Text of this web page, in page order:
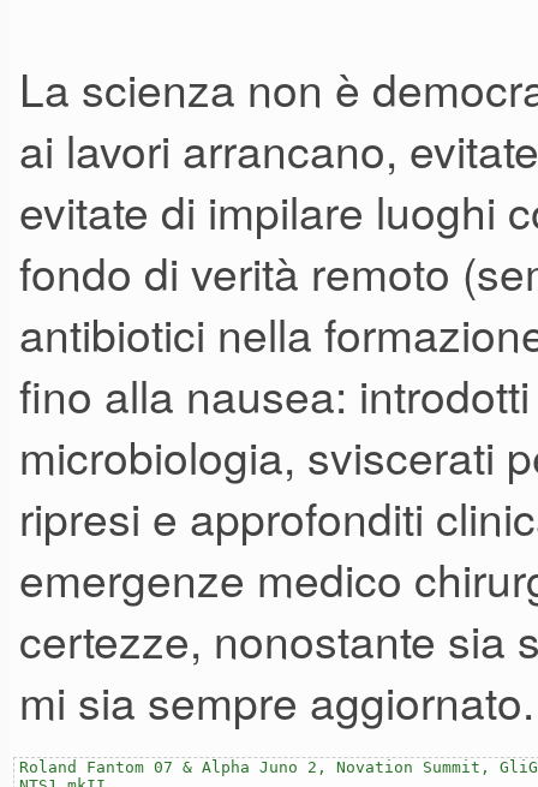
La scienza non è
ai lavori arrancano,
evitate di impilare luoghi
fondo di verità remoto
antibiotici nella
fino alla nausea:
microbiologia, sviscerati
ripresi e approfonditi
emergenze medico
certezze, nonostante sia
mi sia sempre aggiornato.
Roland Fantom 07 & Alpha Juno 2, Novation Summit,